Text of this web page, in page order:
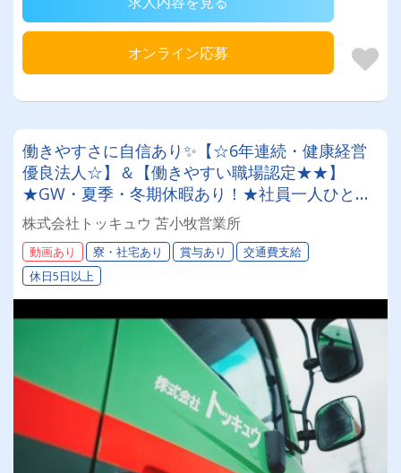
オンライン応募
働きやすさに自信あり✨【☆6年連続・健康経営
優良法人☆】＆【働きやすい職場認定★★】
★GW・夏季・冬期休暇あり！★社員一人ひとり
を大切にする昭和34年設立の安定企業！＜未経験
者も大歓迎！トレーラードライバー＞
株式会社トッキュウ 苫小牧営業所
動画あり 寮・社宅あり 賞与あり
交通費支給
休日5日以上